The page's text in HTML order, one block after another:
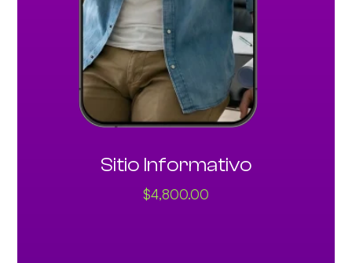
Sitio Informativo
$4,800.00